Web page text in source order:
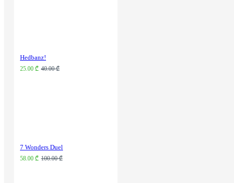
Hedbanz!
25.00 ₾ 40.00 ₾
7 Wonders Duel
58.00 ₾ 100.00 ₾